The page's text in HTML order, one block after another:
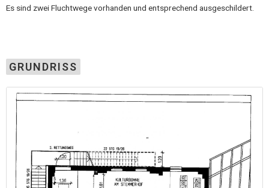
Es sind zwei Fluchtwege vorhanden und entsprechend ausgeschildert.
GRUNDRISS